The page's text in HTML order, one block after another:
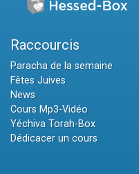
Raccourcis
Paracha de la semaine
Fêtes Juives
News
Cours Mp3-Vidéo
Yéchiva Torah-Box
Dédicacer un cours